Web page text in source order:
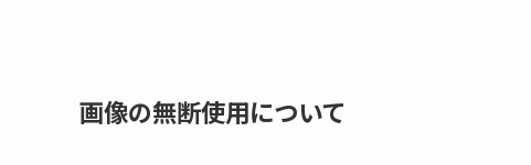
画像の無断使用について